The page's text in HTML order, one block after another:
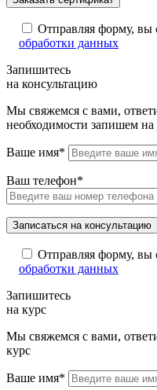
Отправляя форму, вы
обработки данных
Запишитесь
на консультацию
Мы свяжемся с вами,
необходимости запишем на
Ваше имя*
Ваш телефон*
Отправляя форму, вы
обработки данных
Запишитесь
на курс
Мы свяжемся с вами,
курс
Ваше имя*